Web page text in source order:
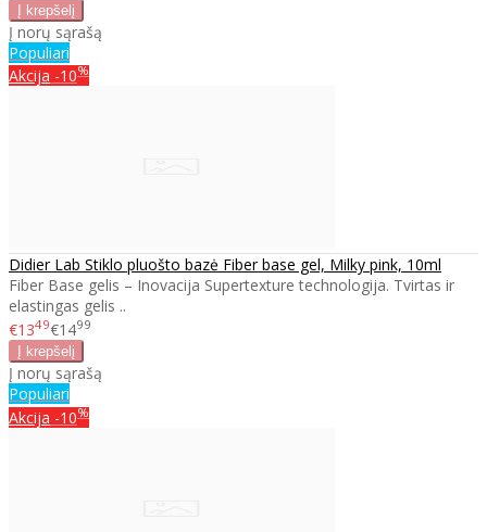
Į norų sąrašą
Populiari
Akcija -10%
Didier Lab Stiklo pluošto bazė Fiber base gel, Milky pink, 10ml
Fiber Base gelis – Inovacija Supertexture technologija. Tvirtas ir
elastingas gelis ..
€1349€1499
Į norų sąrašą
Populiari
Akcija -10%